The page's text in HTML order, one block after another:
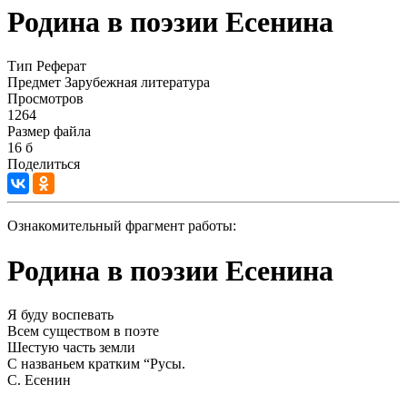
Родина в поэзии Есенина
Тип Реферат
Предмет Зарубежная литература
Просмотров
1264
Размер файла
16 б
Поделиться
Ознакомительный фрагмент работы:
Родина в поэзии Есенина
Я буду воспевать
Всем существом в поэте
Шестую часть земли
С названьем кратким “Русы.
С. Есенин